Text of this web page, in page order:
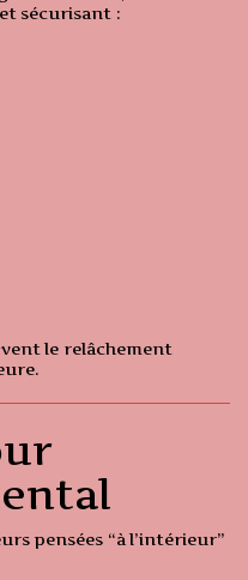
sécurisant :
le relâchement
pensées “à l’intérieur”